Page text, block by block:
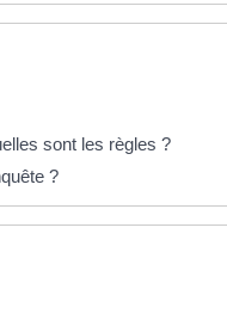
sont les règles ?
?